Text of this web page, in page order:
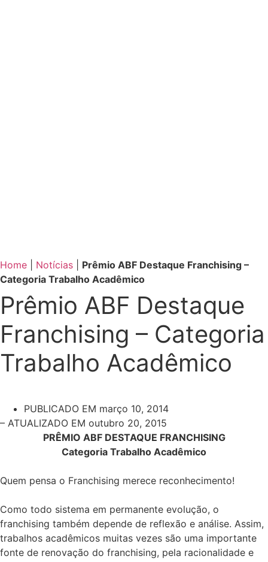
Home Notícias
Prêmio ABF Destaque Franchising –
Categoria Trabalho Acadêmico
Prêmio ABF Destaque
Franchising – Categoria
Trabalho Acadêmico
PUBLICADO EM março 10, 2014
– ATUALIZADO EM outubro 20, 2015
PRÊMIO ABF DESTAQUE FRANCHISING
Categoria Trabalho Acadêmico
Quem pensa o Franchising merece reconhecimento!
Como todo sistema em permanente evolução, o
franchising também depende de reflexão e análise. Assim,
trabalhos acadêmicos muitas vezes são uma importante
fonte de renovação do franchising, pela racionalidade e